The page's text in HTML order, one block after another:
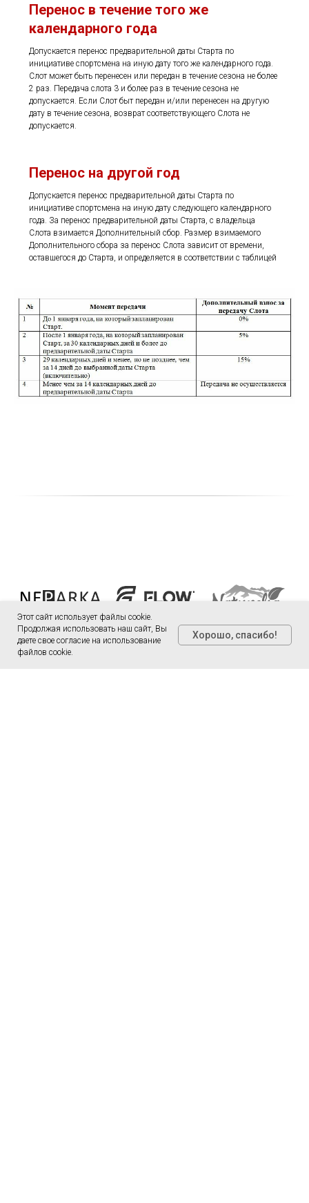
О МАРАФОНЕ
Перенос в течение того же
календарного года
Допускается перенос предварительной даты Старта по
инициативе спортсмена на иную дату того же календарного года.
Слот может быть перенесен или передан в течение сезона не более
2 раз. Передача слота 3 и более раз в течение сезона не
допускается. Если Слот быт передан и/или перенесен на другую
дату в течение сезона, возврат соответствующего Слота не
допускается.
Перенос на другой год
Допускается перенос предварительной даты Старта по
инициативе спортсмена на иную дату следующего календарного
года. За перенос предварительной даты Старта, с владельца
Слота взимается Дополнительный сбор. Размер взимаемого
Дополнительного сбора за перенос Слота зависит от времени,
оставшегося до Старта, и определяется в соответствии с таблицей
Этот сайт использует файлы cookie.
Продолжая использовать наш сайт, Вы
даете свое согласие на использование
файлов cookie.
Хорошо, спасибо!